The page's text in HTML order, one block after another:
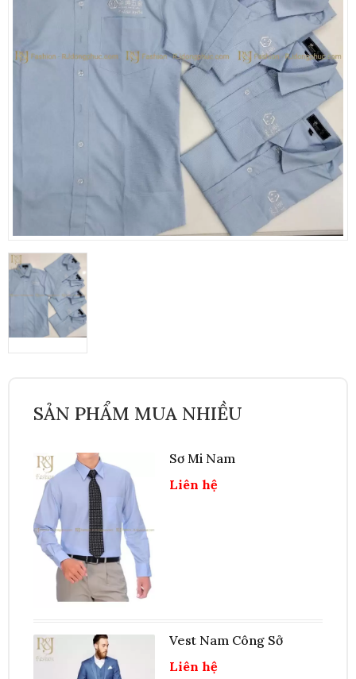
SẢN PHẨM MUA NHIỀU
Sơ Mi Nam
Liên hệ
Vest Nam Công Sở
Liên hệ